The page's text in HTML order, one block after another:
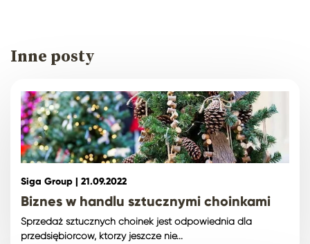
Inne posty
Siga Group | 21.09.2022
Biznes w handlu sztucznymi choinkami
Sprzedaż sztucznych choinek jest odpowiednia dla
przedsiębiorców, którzy jeszcze nie...